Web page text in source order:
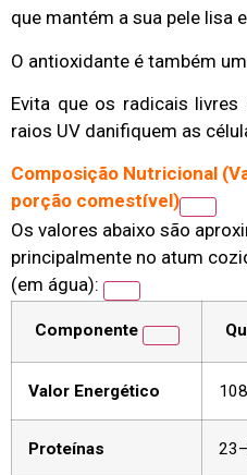
que mantém a sua pele lisa
O antioxidante é também
Evita que os radicais
raios UV danifiquem as
Composição Nutricional
porção comestível)
Os valores abaixo são
principalmente no atum
(em água):
Componente
Valor Energético
Proteínas